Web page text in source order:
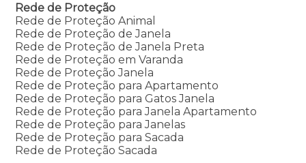
Rede de Proteção
Rede de Proteção Animal
Rede de Proteção de Janela
Rede de Proteção de Janela Preta
Rede de Proteção em Varanda
Rede de Proteção Janela
Rede de Proteção para Apartamento
Rede de Proteção para Gatos Janela
Rede de Proteção para Janela Apartamento
Rede de Proteção para Janelas
Rede de Proteção para Sacada
Rede de Proteção Sacada